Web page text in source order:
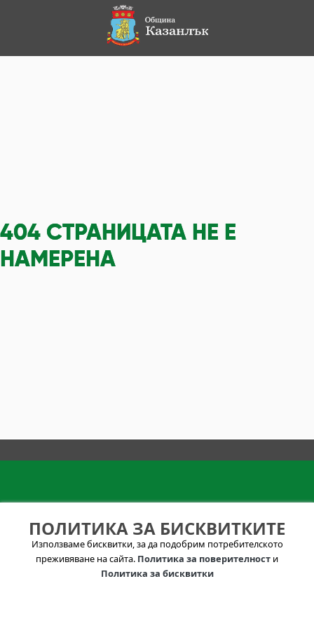
404 СТРАНИЦАТА НЕ Е
НАМЕРЕНА
ПОЛИТИКА ЗА БИСКВИТКИТЕ
Използваме бисквитки, за да подобрим потребителското
преживяване на сайта. Политика за поверителност и
Политика за бисквитки
КОНТАКТИ
Зa Нac
info@visitkazanlak.bg
6150 гр. Шипка,
ПОЛЗВАНЕ
Политика за лични
данни
Общи условия